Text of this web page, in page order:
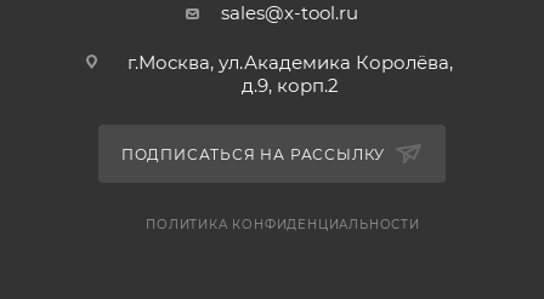
sales@x-tool.ru
г.Москва, ул.Академика Королёва,
д.9, корп.2
ПОДПИСАТЬСЯ НА РАССЫЛКУ
ПОЛИТИКА КОНФИДЕНЦИАЛЬНОСТИ